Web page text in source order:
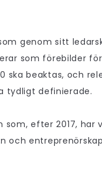
genom sitt
som förebilder
ska beaktas, och
tydligt definierade.
som, efter 2017, har
och